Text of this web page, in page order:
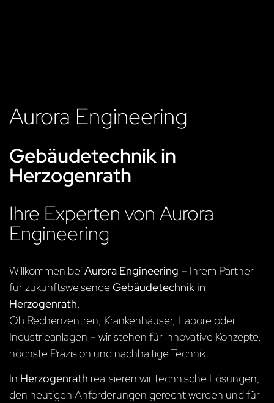
Aurora Engineering
Gebäudetechnik in
Herzogenrath
Ihre Experten von Aurora
Engineering
Willkommen beiAurora Engineering – Ihrem Partner
für zukunftsweisendeGebäudetechnik in
Herzogenrath.
Ob Rechenzentren, Krankenhäuser, Labore oder
Industrieanlagen – wir stehen für innovative Konzepte,
höchste Präzision und nachhaltige Technik.
In Herzogenrath realisieren wir technische Lösungen,
den heutigen Anforderungen gerecht werden und für